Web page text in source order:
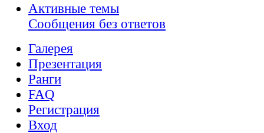
Активные темы
Сообщения без ответов
Галерея
Презентация
Ранги
FAQ
Регистрация
Вход